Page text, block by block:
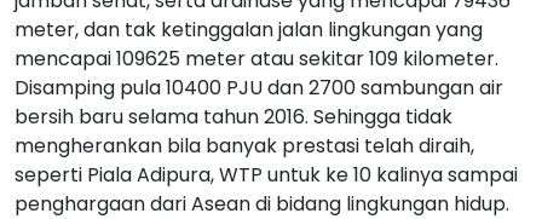
meter, dan tak ketinggalan jalan lingkungan yang
mencapai 109625 meter atau sekitar 109 kilometer.
Disamping pula 10400 PJU dan 2700 sambungan air
bersih baru selama tahun 2016. Sehingga tidak
mengherankan bila banyak prestasi telah diraih,
seperti Piala Adipura, WTP untuk ke 10 kalinya sampai
penghargaan dari Asean di bidang lingkungan hidup.